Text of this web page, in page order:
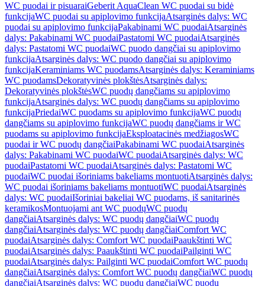
WC puodai ir pisuaraiGeberit AquaClean WC puodai su bidė
funkcijaWC puodai su apiplovimo funkcijaAtsarginės dalys: WC
puodai su apiplovimo funkcijaPakabinami WC puodaiAtsarginės
dalys: Pakabinami WC puodaiPastatomi WC puodaiAtsarginės
dalys: Pastatomi WC puodaiWC puodo dangčiai su apiplovimo
funkcijaAtsarginės dalys: WC puodo dangčiai su apiplovimo
funkcijaKeraminiams WC puodamsAtsarginės dalys: Keraminiams
WC puodamsDekoratyvinės plokštėsAtsarginės dalys:
Dekoratyvinės plokštėsWC puodų dangčiams su apiplovimo
funkcijaAtsarginės dalys: WC puodų dangčiams su apiplovimo
funkcijaPriedaiWC puodams su apiplovimo funkcijaWC puodų
dangčiams su apiplovimo funkcijaWC puodų dangčiams ir WC
puodams su apiplovimo funkcijaEksploatacinės medžiagosWC
puodai ir WC puodų dangčiaiPakabinami WC puodaiAtsarginės
dalys: Pakabinami WC puodaiWC puodaiAtsarginės dalys: WC
puodaiPastatomi WC puodaiAtsarginės dalys: Pastatomi WC
puodaiWC puodai išoriniams bakeliams montuotiAtsarginės dalys:
WC puodai išoriniams bakeliams montuotiWC puodaiAtsarginės
dalys: WC puodaiIšoriniai bakeliai WC puodams, iš sanitarinės
keramikosMontuojami ant WC puodųWC puodų
dangčiaiAtsarginės dalys: WC puodų dangčiaiWC puodų
dangčiaiAtsarginės dalys: WC puodų dangčiaiComfort WC
puodaiAtsarginės dalys: Comfort WC puodaiPaaukštinti WC
puodaiAtsarginės dalys: Paaukštinti WC puodaiPailginti WC
puodaiAtsarginės dalys: Pailginti WC puodaiComfort WC puodų
dangčiaiAtsarginės dalys: Comfort WC puodų dangčiaiWC puodų
dangčiaiAtsarginės dalys: WC puodų dangčiaiWC puodų